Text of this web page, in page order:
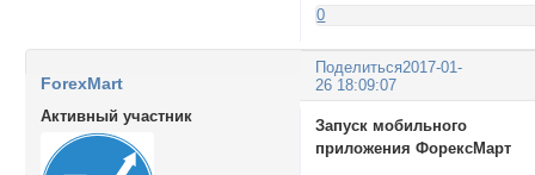
0
Поделиться2017-01-
26 18:09:07
ForexMart
Активный участник
Запуск мобильного
приложения ФорексМарт